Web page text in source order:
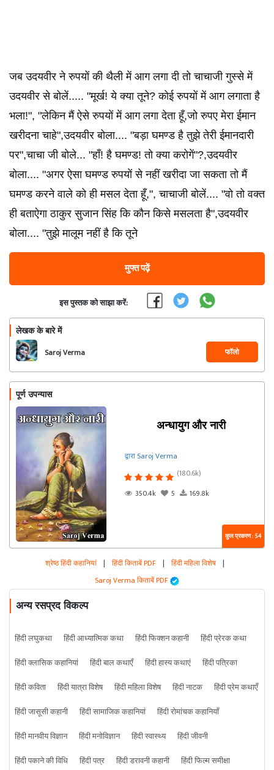
जब उदयवीर ने रुपयों की थैली में आग लगा दी तो चाचाजी गुस्से में
उदयवीर से बोलें..... "मूर्ख! ये क्या तूने? कोई रुपयों में आग लगाता है
भला!", "लेकिन मैं ऐसे रुपयों में आग लगा देता हूँ,जो रुपए मेरा ईमान
खरीदना चाहे",उदयवीर बोला.... "बड़ा घमण्ड है तुझे तेरी ईमानदारी
पर",चाचा जी बोले... "हाँ! है घमण्ड! तो क्या करोगें"?,उदयवीर
बोला.... "अगर ऐसा घमण्ड रुपयों से नहीं खरीदा जा सकता तो मैं
घमण्ड करने वाले को ही मसल देता हूँ,", चाचाजी बोलें.... "वो तो वक्त
ही बताऐगा ठाकुर सुजान सिंह कि कौन किसे मसलता है",उदयवीर
बोला.... "तुझे मालूम नहीं है कि तूने
मुफ्त पढ़ें
इस पुस्तक को साझा करें:
लेखक के बारे में
Saroj Verma फॉलो
पूर्ण उपन्यास
अन्धायुग और नारी
द्वारा Saroj Verma
(180.6k)
350.4k
5 169.8k
कुल प्रकरण : 54
श्रेष्ठ हिंदी कहानियां | हिंदी किताबें PDF | हिंदी महिला विशेष |
Saroj Verma किताबें PDF
अन्य रसप्रद विकल्प
हिंदी लघुकथा हिंदी आध्यात्मिक कथा हिंदी फिक्शन कहानी
हिंदी प्रेरक कथा
हिंदी क्लासिक कहानियां
हिंदी बाल कथाएँ हिंदी हास्य कथाएं
हिंदी पत्रिका
हिंदी कविता
हिंदी यात्रा विशेष हिंदी महिला विशेष हिंदी नाटक
हिंदी प्रेम कथाएँ
हिंदी जासूसी कहानी
हिंदी सामाजिक कहानियां
हिंदी रोमांचक कहानियाँ
हिंदी मानवीय विज्ञान
हिंदी मनोविज्ञान हिंदी स्वास्थ्य
हिंदी जीवनी
हिंदी पकाने की विधि
हिंदी पत्र हिंदी डरावनी कहानी हिंदी फिल्म समीक्षा